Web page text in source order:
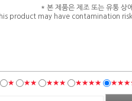
* 본 제품은 제조 또는 유통 상
product may have contamination
★ ★★ ★★★ ★★★★